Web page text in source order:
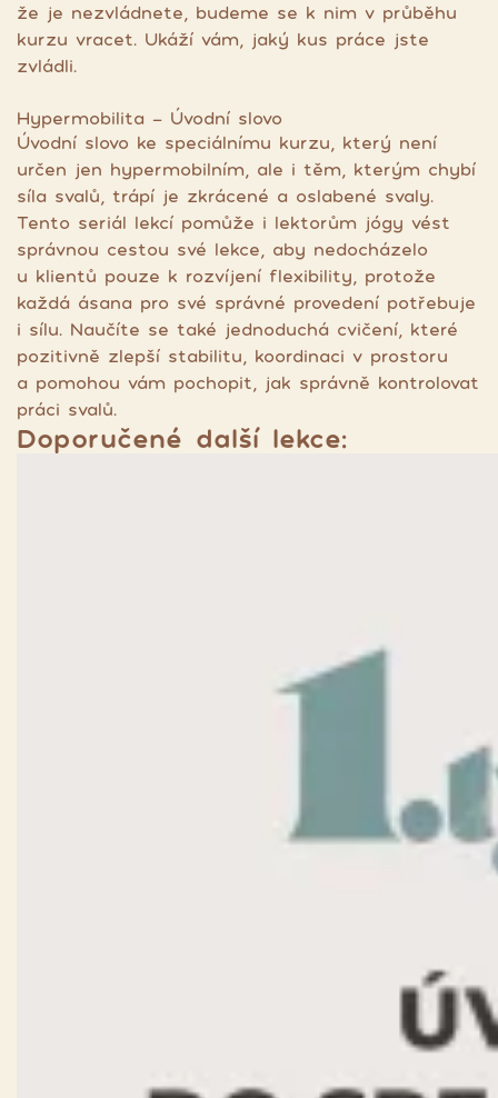
že je nezvládnete, budeme se k nim v průběhu
kurzu vracet. Ukáží vám, jaký kus práce jste
zvládli.
Hypermobilita - Úvodní slovo
Úvodní slovo ke speciálnímu kurzu, který není
určen jen hypermobilním, ale i těm, kterým chybí
síla svalů, trápí je zkrácené a oslabené svaly.
Tento seriál lekcí pomůže i lektorům jógy vést
správnou cestou své lekce, aby nedocházelo
u klientů pouze k rozvíjení flexibility, protože
každá ásana pro své správné provedení potřebuje
i sílu. Naučíte se také jednoduchá cvičení, které
pozitivně zlepší stabilitu, koordinaci v prostoru
a pomohou vám pochopit, jak správně kontrolovat
práci svalů.
Doporučené další lekce: